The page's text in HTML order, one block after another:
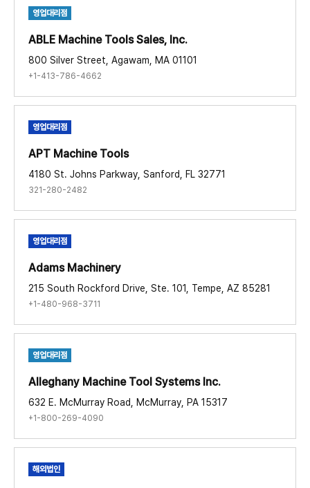
영업대리점
ABLE Machine Tools Sales, Inc.​
800 Silver Street, Agawam, MA 01101
+1-413-786-4662
영업대리점
APT Machine Tools​
4180 St. Johns Parkway, Sanford, FL 32771
321-280-2482
영업대리점
Adams Machinery​
215 South Rockford Drive, Ste. 101, Tempe, AZ 85281
+1-480-968-3711
영업대리점
Alleghany Machine Tool Systems Inc.​
632 E. McMurray Road, McMurray, PA 15317
+1-800-269-4090
해외법인